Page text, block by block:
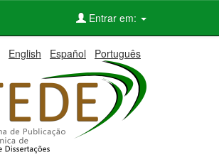
Entrar em:
English Español Português